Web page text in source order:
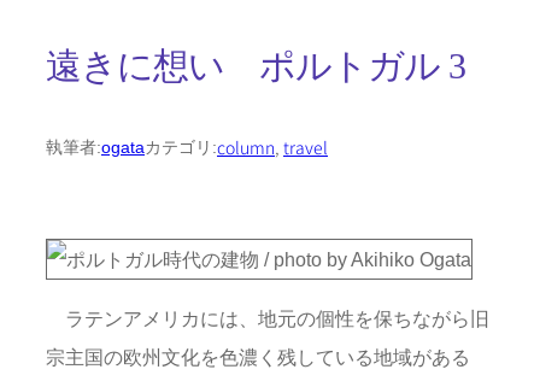
遠きに想い ポルトガル 3
執筆者:ogataカテゴリ:column, travel
ラテンアメリカには、地元の個性を保ちながら旧
宗主国の欧州文化を色濃く残している地域がある